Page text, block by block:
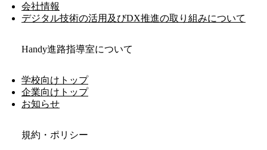
会社情報
デジタル技術の活用及びDX推進の取り組みについて
Handy進路指導室について
学校向けトップ
企業向けトップ
お知らせ
規約・ポリシー